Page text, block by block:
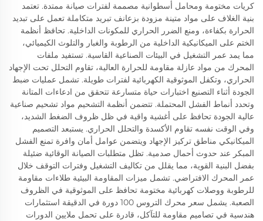
كريات مختومة ومحامل أسطوانية مصممة لفترات صيانة ممتدة. تعتمد
بنية الغلاف على مواد متينة مزودة بزعانف تبريد متكاملة تعمل على تبديد
الحرارة بكفاءة، ومنع الضرر الحراري للمكونات الداخلية. تحافظ أنظمة
الختم على الميكانيكية الداخلية من الرطوبة والغبار والتلوث الكيميائي،
مما يمد عمر التشغيل في البيئات الصناعية القاسية. تستفيد ملفات
المحرك من مواد عازلة مقاومة للحرارة العالية، تقاوم التحلل تحت الإجهاد
الحراري، وتكفل الموثوقية الكهربائية لفترات طويلة. تشمل عمليات ضبط
الجودة أثناء التصنيع اختبارات حياة متسارعة تتحقق من ادعاءات المتانة
وتحدد أنماط الفشل المحتملة. تتضمن أنظمة التشحيم مواد تشحيم صناعية
عالية الجودة تحافظ على أغشية واقية في ظل ظروف الضغط الشديد،
وفي الوقت نفسه تقاوم الأكسدة والتحلل الحراري. يستبعد التصميم
الميكانيكي مناطق تركيز الإجهاد ويتضمن عوامل أمان وافرة تمنع الفشل
المبكر عند حدوث أحمال صدمية. تظل متطلبات الصيانة الوقائية ضئيلة
بفضل البنية القوية، مما يقلل من تكاليف التشغيل وفترات التوقف خلال
عمر المحرك الافتراضي. تشمل ميزات المقاومة البيئية طلاءات مقاومة
للرطوبة ووصلات كهربائية مختومة تحافظ على الموثوقية في الظروف
الصعبة. يشمل سعر محرك التروس 100 دورة في الدقيقة استثمارات
هندسية في تصاميم مقاومة للتآكل، قادرة على تحمل ملايين الدورات